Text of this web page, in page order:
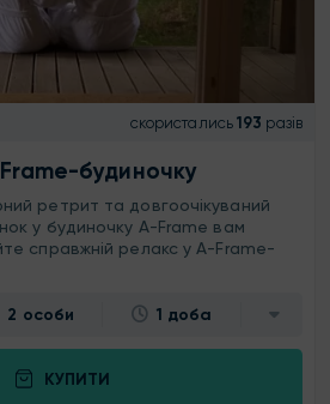
скористались 193 разів
будиночку
ретрит та довгоочікуваний
у будиночку A-Frame вам
справжній релакс у A-Frame-
2 особи 1 доба
КУПИТИ